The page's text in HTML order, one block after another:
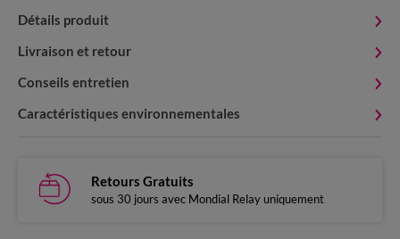
Détails produit
Livraison et retour
Conseils entretien
Caractéristiques environnementales
Retours Gratuits
sous 30 jours avec Mondial Relay uniquement